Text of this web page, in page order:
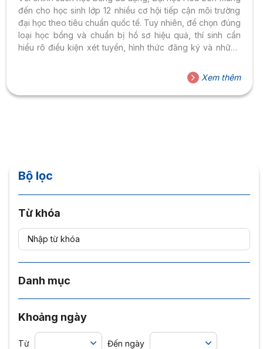
đến cho học sinh lớp 12 nhiều cơ hội tiếp cận môi trường
đại học theo tiêu chuẩn quốc tế. Tuy nhiên, để chọn đúng
loại học bổng và chuẩn bị hồ sơ hiệu quả, thí sinh cần
hiểu rõ điều kiện xét tuyển, hình thức đăng ký và những
bộ thông tin học bổng tuyển sinh Đại học Hoa Sen 2026
từ A–Z, giúp học sinh và phụ huynh chủ động hơn trong
quá trình...
Xem thêm
Bộ lọc
Từ khóa
Danh mục
Khoảng ngày
Từ Đến ngày